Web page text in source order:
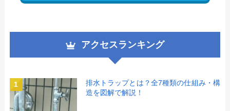
アクセスランキング
1
排水トラップとは？全7種類の仕組み・構
造を図解で解説！